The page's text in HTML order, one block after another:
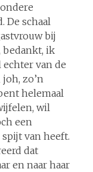
De schaal
bij
bedankt, ik
echter van de
zo’n
helemaal
wil
een
van heeft.
dat
en naar haar